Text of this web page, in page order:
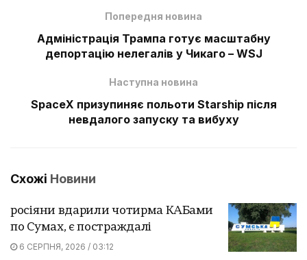
Попередня новина
Адміністрація Трампа готує масштабну
депортацію нелегалів у Чикаго – WSJ
Наступна новина
SpaceX призупиняє польоти Starship після
невдалого запуску та вибуху
Схожі Новини
росіяни вдарили чотирма КАБами
по Сумах, є постраждалі
6 СЕРПНЯ, 2026 / 03:12